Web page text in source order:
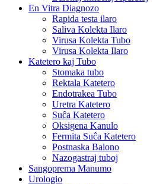
En Vitra Diagnozo
Rapida testa ilaro
Saliva Kolekta Ilaro
Virusa Kolekta Tubo
Virusa Kolekta Ilaro
Katetero kaj Tubo
Stomaka tubo
Rektala Katetero
Endotrakea Tubo
Uretra Katetero
Suĉa Katetero
Oksigena Kanulo
Fermita Suĉa Katetero
Postnaska Balono
Nazogastraj tuboj
Sangoprema Manumo
Urologio